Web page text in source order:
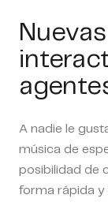
A nadie le
música de
posibilidad de
forma rápida y